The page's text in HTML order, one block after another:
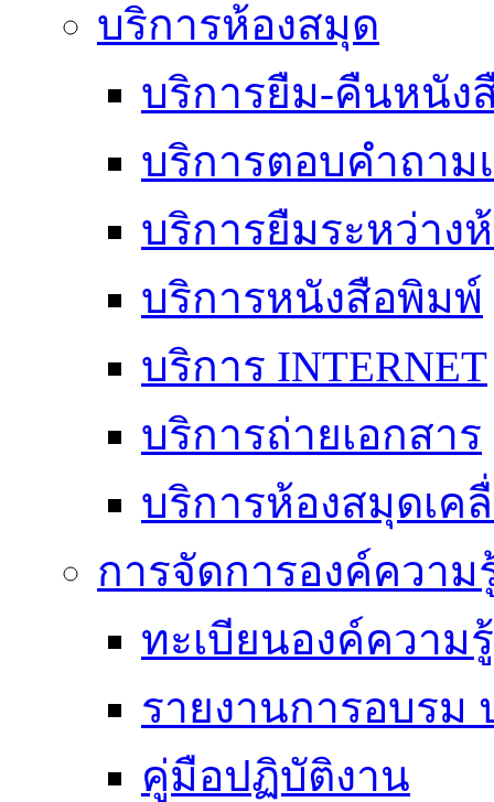
บริการห้องสมุด
บริการยืม-คืนหนัง
บริการตอบคำถา
บริการยืมระหว่าง
บริการหนังสือพิมพ์
บริการ INTERNET
บริการถ่ายเอกสาร
บริการห้องสมุดเค
การจัดการองค์ความ
ทะเบียนองค์ความ
รายงานการอบรม
คู่มือปฏิบัติงาน